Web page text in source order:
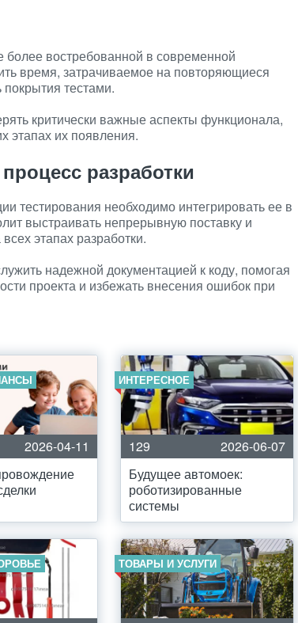
более востребованной в современной
время, затрачиваемое на повторяющиеся
тестами.
критически важные аспекты функционала,
этапах их появления.
разработки
тестирования необходимо интегрировать ее в
выстраивать непрерывную поставку и
этапах разработки.
надежной документацией к коду, помогая
проекта и избежать внесения ошибок при
2026-04-11
ИНТЕРЕСНОЕ
129
2026-06-07
Будущее автомоек:
роботизированные
системы
ТОВАРЫ И УСЛУГИ